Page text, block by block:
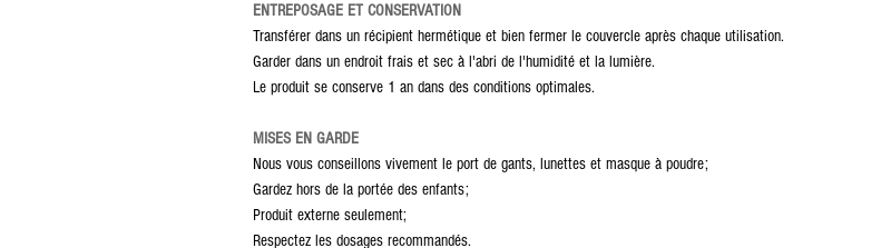
ENTREPOSAGE ET CONSERVATION
Transférer dans un récipient hermétique et bien fermer le couvercle après chaque utilisation.
Garder dans un endroit frais et sec à l'abri de l'humidité et la lumière.
Le produit se conserve 1 an dans des conditions optimales.
MISES EN GARDE
Nous vous conseillons vivement le port de gants, lunettes et masque à poudre;
Gardez hors de la portée des enfants;
Produit externe seulement;
Respectez les dosages recommandés.